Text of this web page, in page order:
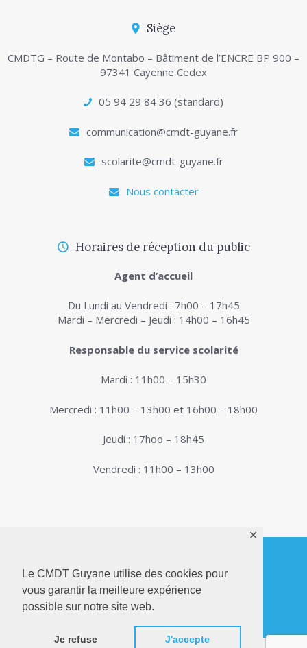
Le CMDT Guyane utilise des cookies pour
vous garantir la meilleure expérience
possible sur notre site web.
Je refuse J'accepte
✕
Siège
CMDTG – Route de Montabo – Bâtiment de l’ENCRE BP 900 –
97341 Cayenne Cedex
05 94 29 84 36 (standard)
communication@cmdt-guyane.fr
scolarite@cmdt-guyane.fr
Nous contacter
Horaires de réception du public
Agent d’accueil
Du Lundi au Vendredi : 7h00 – 17h45
Mardi – Mercredi – Jeudi : 14h00 – 16h45
Responsable du service scolarité
Mardi : 11h00 – 15h30
Mercredi : 11h00 – 13h00 et 16h00 – 18h00
Jeudi : 17hoo – 18h45
Vendredi : 11h00 – 13h00
© 2026. Conservatoire de Musique, Danse et
Théâtre de Guyane . Tous droits réservés - Site